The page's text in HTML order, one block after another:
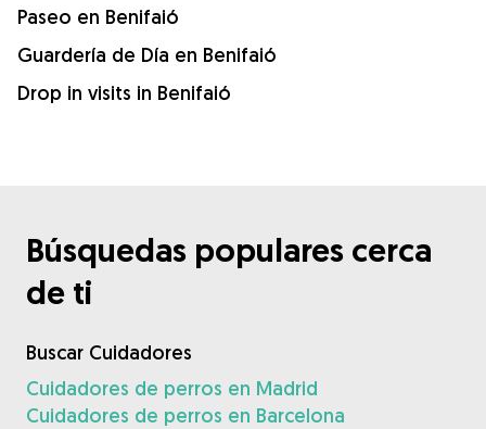
Paseo en Benifaió
Guardería de Día en Benifaió
Drop in visits in Benifaió
Búsquedas populares cerca
de ti
Buscar Cuidadores
Cuidadores de perros en Madrid
Cuidadores de perros en Barcelona